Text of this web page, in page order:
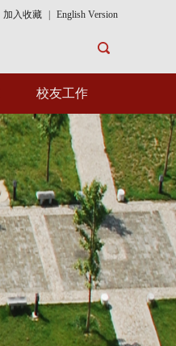
加入收藏 English Version
校友工作
校友风采
校友活动
校友捐赠